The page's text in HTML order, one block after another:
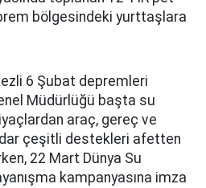
bölgesindeki yurttaşlara
6 Şubat depremleri
Müdürlüğü başta su
araç, gereç ve
çeşitli destekleri afetten
22 Mart Dünya Su
kampanyasına imza